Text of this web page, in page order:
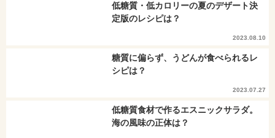
低糖質・低カロリーの夏のデザート決
定版のレシピは？
2023.08.10
糖質に偏らず、うどんが食べられるレ
シピは？
2023.07.27
低糖質食材で作るエスニックサラダ。
海の風味の正体は？